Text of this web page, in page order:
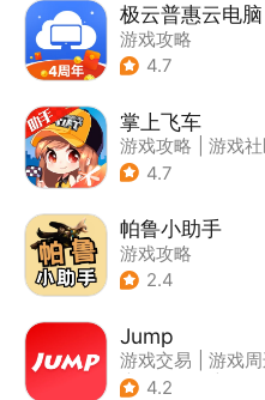
极云普惠云电脑
游戏攻略
4.7
掌上飞车
游戏攻略
游戏
4.7
帕鲁小助手
游戏攻略
2.4
Jump
游戏交易
游戏周
| 游戏社区
4.2